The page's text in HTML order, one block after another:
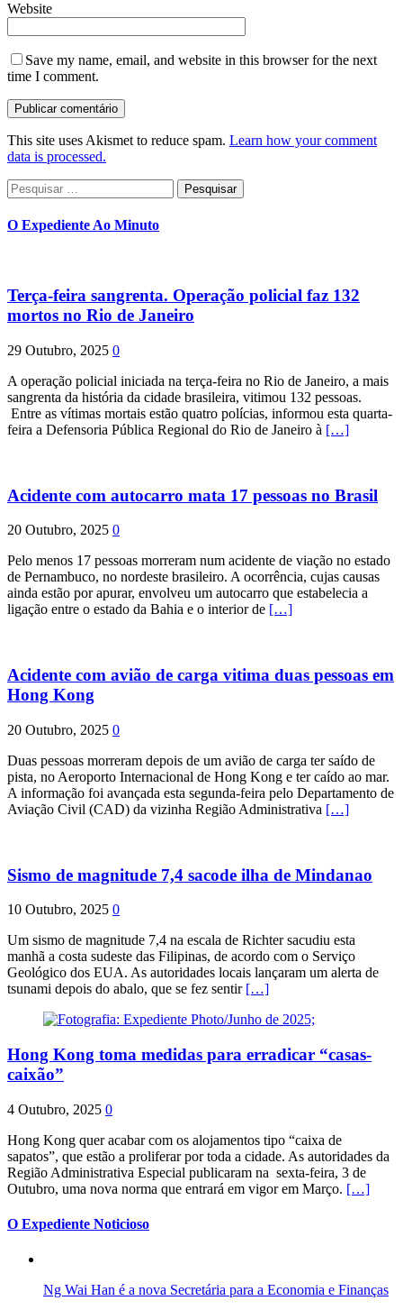
Website
Save my name, email, and website in this browser for the next
time I comment.
This site uses Akismet to reduce spam. Learn how your comment
data is processed.
Pesquisar
por:
O Expediente Ao Minuto
Terça-feira sangrenta. Operação policial faz 132
mortos no Rio de Janeiro
29 Outubro, 2025 0
A operação policial iniciada na terça-feira no Rio de Janeiro, a mais
sangrenta da história da cidade brasileira, vitimou 132 pessoas.
Entre as vítimas mortais estão quatro polícias, informou esta quarta-
feira a Defensoria Pública Regional do Rio de Janeiro à […]
Acidente com autocarro mata 17 pessoas no Brasil
20 Outubro, 2025 0
Pelo menos 17 pessoas morreram num acidente de viação no estado
de Pernambuco, no nordeste brasileiro. A ocorrência, cujas causas
ainda estão por apurar, envolveu um autocarro que estabelecia a
ligação entre o estado da Bahia e o interior de […]
Acidente com avião de carga vitima duas pessoas em
Hong Kong
20 Outubro, 2025 0
Duas pessoas morreram depois de um avião de carga ter saído de
pista, no Aeroporto Internacional de Hong Kong e ter caído ao mar.
A informação foi avançada esta segunda-feira pelo Departamento de
Aviação Civil (CAD) da vizinha Região Administrativa […]
Sismo de magnitude 7,4 sacode ilha de Mindanao
10 Outubro, 2025 0
Um sismo de magnitude 7,4 na escala de Richter sacudiu esta
manhã a costa sudeste das Filipinas, de acordo com o Serviço
Geológico dos EUA. As autoridades locais lançaram um alerta de
tsunami depois do abalo, que se fez sentir […]
Hong Kong toma medidas para erradicar “casas-
caixão”
4 Outubro, 2025 0
Hong Kong quer acabar com os alojamentos tipo “caixa de
sapatos”, que estão a proliferar por toda a cidade. As autoridades da
Região Administrativa Especial publicaram na sexta-feira, 3 de
Outubro, uma nova norma que entrará em vigor em Março. […]
O Expediente Noticioso
Ng Wai Han é a nova Secretária para a Economia e Finanças